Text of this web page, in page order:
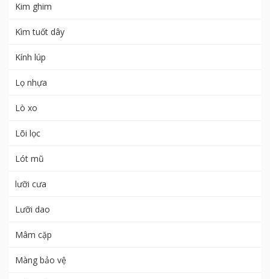
Kim ghim
Kìm tuốt dây
Kính lúp
Lọ nhựa
Lò xo
Lõi lọc
Lót mũ
lưỡi cưa
Lưỡi dao
Mâm cặp
Màng bảo vệ